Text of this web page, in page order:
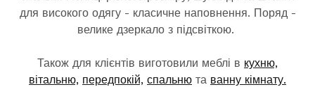
для високого одягу - класичне наповнення. Поряд -
велике дзеркало з підсвіткою.
Також для клієнтів виготовили меблі в кухню,
вітальню, передпокій, спальню та ванну кімнату.